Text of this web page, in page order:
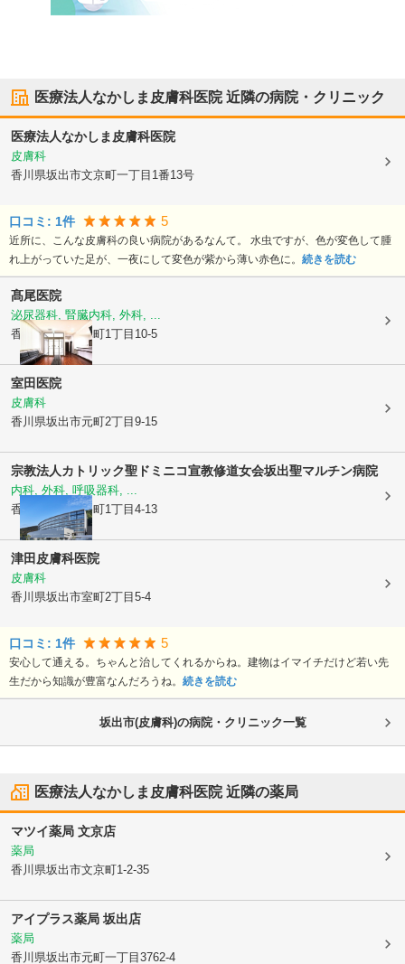
医療法人なかしま皮膚科医院近隣の病院・クリニック
医療法人なかしま皮膚科医院
皮膚科
香川県坂出市文京町一丁目1番13号
口コミ: 1件 5
近所に、こんな皮膚科の良い病院があるなんて。 水虫ですが、色が変色して腫
れ上がっていた足が、一夜にして変色が紫から薄い赤色に。 続きを読む
髙尾医院
泌尿器科, 腎臓内科, 外科, ...
香川県坂出市元町1丁目10-5
室田医院
皮膚科
香川県坂出市元町2丁目9-15
宗教法人カトリック聖ドミニコ宣教修道女会坂出聖マルチン病院
内科, 外科, 呼吸器科, ...
香川県坂出市谷町1丁目4-13
津田皮膚科医院
皮膚科
香川県坂出市室町2丁目5-4
口コミ: 1件 5
安心して通える。ちゃんと治してくれるからね。建物はイマイチだけど若い先
生だから知識が豊富なんだろうね。 続きを読む
坂出市(皮膚科)の病院・クリニック一覧
医療法人なかしま皮膚科医院近隣の薬局
マツイ薬局 文京店
薬局
香川県坂出市文京町1-2-35
アイプラス薬局 坂出店
薬局
香川県坂出市元町一丁目3762-4